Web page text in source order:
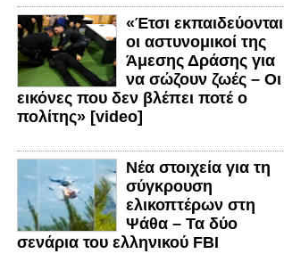
«Έτσι εκπαιδεύονται
οι αστυνομικοί της
Άμεσης Δράσης για
να σώζουν ζωές – Οι
εικόνες που δεν βλέπει ποτέ ο
πολίτης» [video]
Νέα στοιχεία για τη
σύγκρουση
ελικοπτέρων στη
Ψάθα – Τα δύο
σενάρια του ελληνικού FBI